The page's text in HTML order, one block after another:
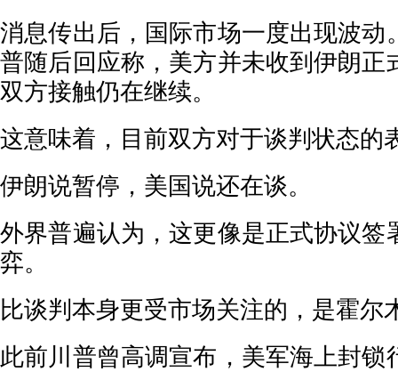
消息传出后，国际市场一度出现波动
普随后回应称，美方并未收到伊朗正
双方接触仍在继续。
这意味着，目前双方对于谈判状态的
伊朗说暂停，美国说还在谈。
外界普遍认为，这更像是正式协议签
弈。
比谈判本身更受市场关注的，是霍尔
此前川普曾高调宣布，美军海上封锁